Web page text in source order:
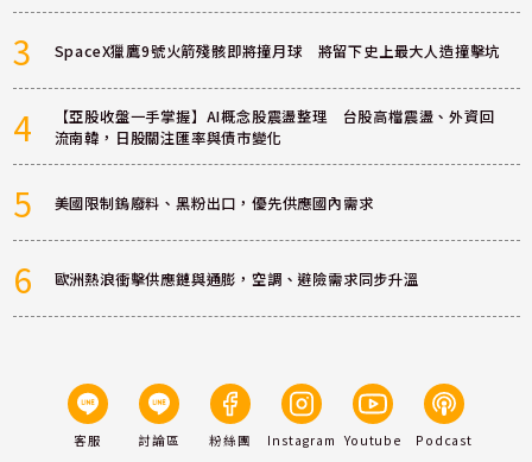
3 SpaceX獵鷹9號火箭殘骸即將撞月球 將留下史上最大人造撞擊坑
4
【亞股收盤一手掌握】AI概念股震盪整理 台股高檔震盪、外資回
流南韓，日股關注匯率與債市變化
5 美國限制鎢廢料、黑粉出口，優先供應國內需求
6 歐洲熱浪衝擊供應鏈與通膨，空調、避險需求同步升溫
客服 討論區 粉絲團 Instagram Youtube Podcast